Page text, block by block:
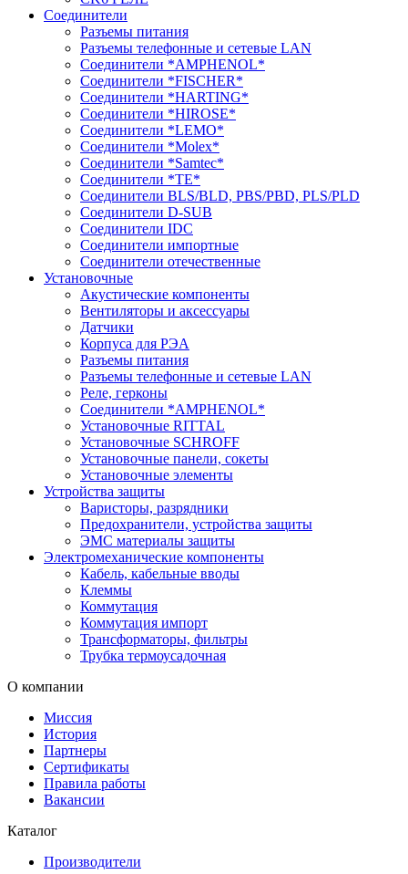
Соединители
Разъемы питания
Разъемы телефонные и сетевые LAN
Соединители *AMPHENOL*
Соединители *FISCHER*
Соединители *HARTING*
Соединители *HIROSE*
Соединители *LEMO*
Соединители *Molex*
Соединители *Samtec*
Соединители *TE*
Соединители BLS/BLD, PBS/PBD, PLS/PLD
Соединители D-SUB
Соединители IDC
Соединители импортные
Соединители отечественные
Установочные
Акустические компоненты
Вентиляторы и аксессуары
Датчики
Корпуса для РЭА
Разъемы питания
Разъемы телефонные и сетевые LAN
Реле, герконы
Соединители *AMPHENOL*
Установочные RITTAL
Установочные SCHROFF
Установочные панели, сокеты
Установочные элементы
Устройства защиты
Варисторы, разрядники
Предохранители, устройства защиты
ЭМС материалы защиты
Электромеханические компоненты
Кабель, кабельные вводы
Клеммы
Коммутация
Коммутация импорт
Трансформаторы, фильтры
Трубка термоусадочная
О компании
Миссия
История
Партнеры
Сертификаты
Правила работы
Вакансии
Каталог
Производители